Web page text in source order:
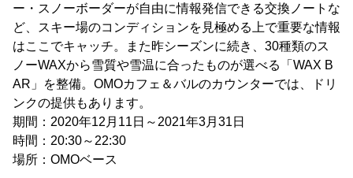
ー・スノーボーダーが自由に情報発信できる交換ノートな
ど、スキー場のコンディションを見極める上で重要な情報
はここでキャッチ。また昨シーズンに続き、30種類のス
ノーWAXから雪質や雪温に合ったものが選べる「WAX B
AR」を整備。OMOカフェ＆バルのカウンターでは、ドリ
ンクの提供もあります。
期間：2020年12月11日～2021年3月31日
時間：20:30～22:30
場所：OMOベース